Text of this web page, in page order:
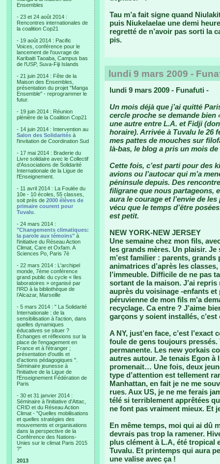
Ensembles
- 23 et 24 août 2014 :
Rencontres internationales de
la coalition Cop21
- 19 août 2014 : Pacific
Voices, conférence pour le
lancement de l'ouvrage de
Karibaiti Taoaba, Campus bas
de l'USP, Suva-Fiji Islands
- 21 juin 2014 : Fête de la
Maison des Ensembles,
présentation du projet "Manga
Ensemble" - reprogrammer le
futur.
- 19 juin 2014 : Réunion
plénière de la Coalition Cop21
- 14 juin 2014 : Intervention au
Salon des Solidarités à
l'invitation de Coordination Sud
- 17 mai 2014 : Braderie du
Livre solidaire avec le Collectif
d'Associations de Solidarité
Internationale de la Ligue de
l'Enseignement.
- 11 avril 2014 : La Foulée du
10e - 10 écoles, 55 classes,
soit près de 2000 élèves de
primaire courent pour
Tuvalu
- 24 mars 2014 :
"Changements climatiques:
la parole aux témoins" à
l'initiative du Réseau Action
Climat, Care et Oxfam. A
Sciences Po, Paris 7è
- 22 mars 2014 : L'archipel
monde, 7ème conférence
grand public du cycle « Iles
laboratoires » organisé par
l'IRD à la bibliothèque de
l’Alcazar, Marseille
- 5 mars 2014 : " La Solidarité
Internationale : de la
sensibilisation à l'action, dans
quelles dynamiques
éducatives se situer ?
Echanges et réflexions sur la
place de l'engagement en
France et à l'étranger ;
présentation d'outils et
d'actions pédagogiques ".
Séminaire jeunesse à
l'initiative de la Ligue de
l'Enseignement Fédération de
Paris
- 30 et 31 janvier 2014 :
Séminaire à l'initiative d'Attac,
CRID et du Réseau Action
Climat - "Quelles mobilisations
et quelles stratégies des
mouvements et organisations
dans la perspective de la
Conférence des Nations-
Unies sur le climat Paris 2015
?"
2013
Tau m’a fait signe quand
puis Niukelaelae une demi
regretté de n’avoir pas sorti la
pis.
lundi 9 mars 2009 -
lundi 9 mars 2009 - Funafuti -
Un mois déjà que j’ai quitté
cercle proche se demande bien
une autre entre L.A. et Fidji
horaire). Arrivée à Tuvalu le 26
mes pattes de mouches sur
là-bas, le blog a pris un mois de
Cette fois, c’est parti pour des
avions ou l’autocar qui m’a
péninsule depuis. Des
filigrane que nous partageons,
aura le courage et l’envie de
vécu que le temps d’être
est petit.
NEW YORK-NEW JERSEY
Une semaine chez mon fils,
les grands mères. Un plaisir.
m’est familier : parents,
animatrices d’après les
l’immeuble. Difficile de ne pas
sortant de la maison. J’ai
auprès du voisinage -enfants et
péruvienne de mon fils m’a
recyclage. Ca entre ? J’aime
garçons y soient installés, c’est
A NY, just’en face, c’est
foule de gens toujours
permanente. Les new yorkais
autres autour. Je tenais Egon à
promenait… Une fois, deux
type d’attention est tellement
Manhattan, en fait je ne me
rues. Aux US, je ne me ferais
télé si terriblement apprêtées
ne font pas vraiment mieux. Et
En même temps, moi qui ai dû
devrais pas trop la ramener.
plus clément à L.A, été tropical
Tuvalu. Et printemps qui aura
une valise avec ça !